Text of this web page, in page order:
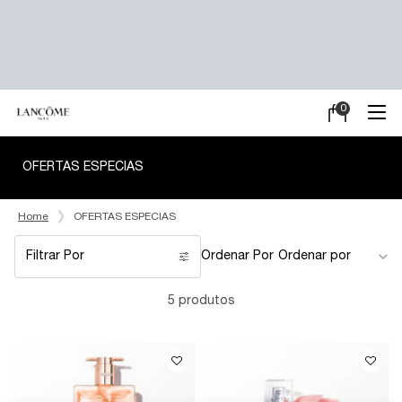
Meu
0
0 product in
OFERTAS ESPECIAS
Home OFERTAS ESPECIAS
Filtrar Por
Filters menu
Ordenar Por
5 produtos